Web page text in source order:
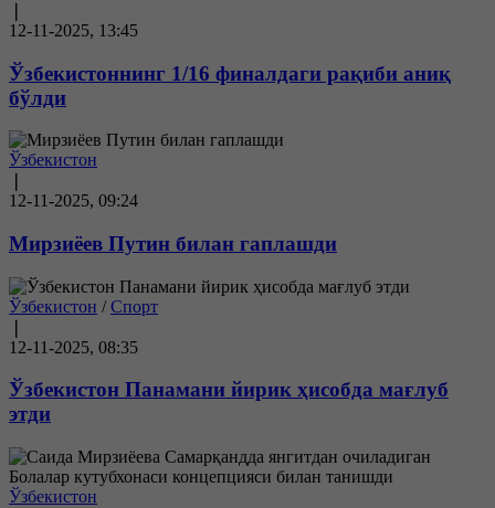
12-11-2025, 13:45
Ўзбекистоннинг 1/16 финалдаги рақиби аниқ
бўлди
Ўзбекистон
12-11-2025, 09:24
Мирзиёев Путин билан гаплашди
Ўзбекистон /Спорт
12-11-2025, 08:35
Ўзбекистон Панамани йирик ҳисобда мағлуб
этди
Ўзбекистон